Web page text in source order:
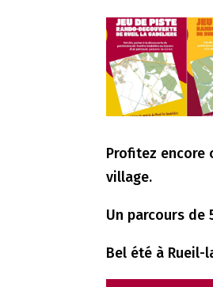
Profitez encore
village.
Un parcours de
Bel été à Rueil-